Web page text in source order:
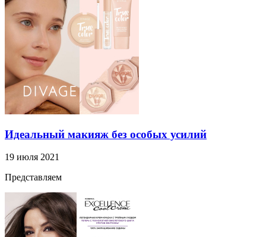
Идеальный макияж без особых усилий
19 июля 2021
Представляем